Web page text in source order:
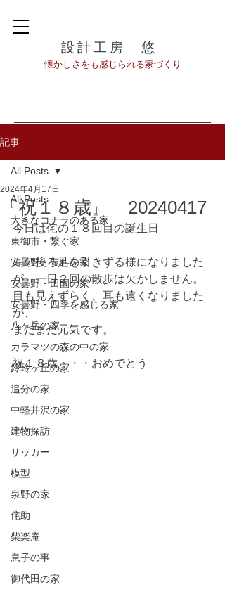
設計工房 悠
​懐かしさをも感じられる家づくり
記事
All Posts
大きなコナラのある家
東御市・繋ぐ家
安曇野・豊科の家
安曇野・田園の家
安曇野・四季を感じる家
八ヶ岳の家
カラマツの森の中の家
鈴玲ヶ丘の家
追分の家
中軽井沢の家
建物探訪
サッカー
模型
泉野の家
侘助
柴楽庵
息子の事
御代田の家
All Posts
『祝１８歳』 20240417
2024年4月17日
今日は侘の１８回目の誕生日
左の後ろ足を引きずる様になりました
が、一日２回の散歩は欠かしません。
目も見えずらく、耳も遠くなりました
が、
まだまだ元気です。
祝１８歳・・・おめでとう